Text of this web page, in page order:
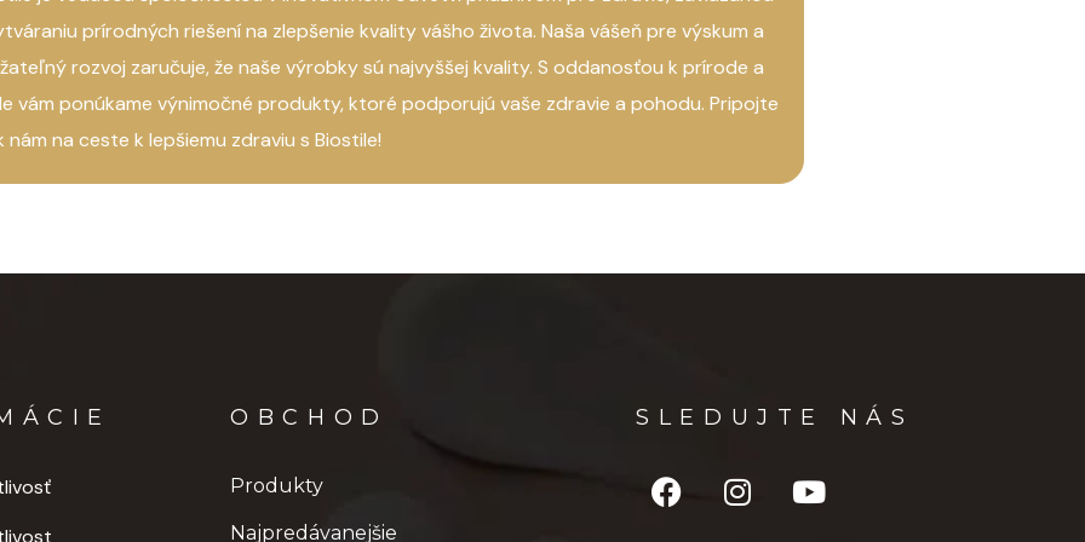
VÝSLEDKY
pokožky v oblasti líc(Juvenessence™)
prírodných riešení na zlepšenie kvality vášho života. Naša vášeň pre výskum a
rozvoj zaručuje, že naše výrobky sú najvyššej kvality. S oddanosťou k prírode a
vám ponúkame výnimočné produkty, ktoré podporujú vaše zdravie a pohodu. Pripojte
nám na ceste k lepšiemu zdraviu s Biostile!
OBCHOD
Produkty
Najpredávanejšie
SLEDUJTE NÁS